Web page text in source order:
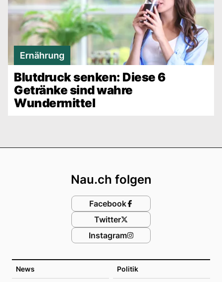
Ernährung
Blutdruck senken: Diese 6
Getränke sind wahre
Wundermittel
News Politik
Nau.ch folgen
Facebook
Twitter
Instagram